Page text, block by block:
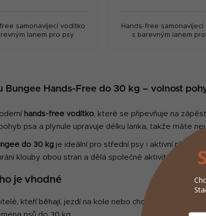
samonavíjecí vodítko
lanem pro psy.
Hands-free samonavíjecí
s barevným lanem pro
Bungee Hands-Free do 30 kg – volnost
hands-free vodítko, které se připevňuje na
psa a plynule upravuje délku lanka, takže máte
do 30 kg je ideální pro střední psy i aktivní
klouby obou stran a dělá společné aktivity
je vhodné
kteří běhají, jezdí na kole nebo chodí na túry